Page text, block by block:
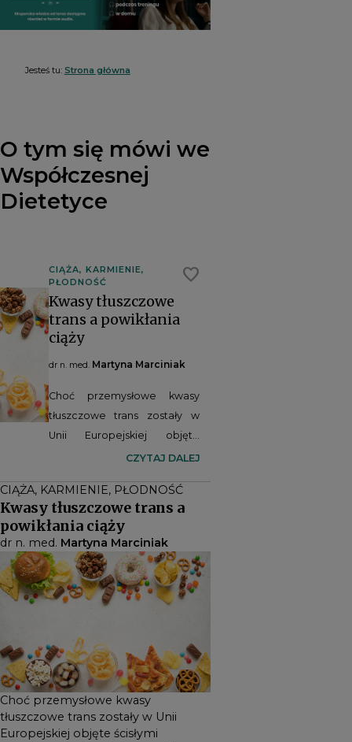
SZKOLENIA SKLEP
Jesteś tu: Strona główna
O tym się mówi we
Współczesnej
Dietetyce
CIĄŻA, KARMIENIE,
PŁODNOŚĆ
favorite
Kwasy tłuszczowe
trans a powikłania
ciąży
dr n. med. Martyna Marciniak
Choć przemysłowe kwasy
tłuszczowe trans zostały w
Unii Europejskiej objęte
ścisłymi ograniczeniami,
diecie i mogą stanowić
zagrożenie dla kobiet
planujących ciążę oraz
ciężarnych. Coraz więcej
badań wskazuje, że ich
spożycie może niekorzystnie
zwiększać ryzyko powikłań,
takich jak cukrzyca ciążowa,
stan przedrzucawkowy czy
poród przedwczesny.
CZYTAJ DALEJ
CIĄŻA, KARMIENIE, PŁODNOŚĆ
Kwasy tłuszczowe trans a
powikłania ciąży
dr n. med. Martyna Marciniak
Choć przemysłowe kwasy
tłuszczowe trans zostały w Unii
Europejskiej objęte ścisłymi